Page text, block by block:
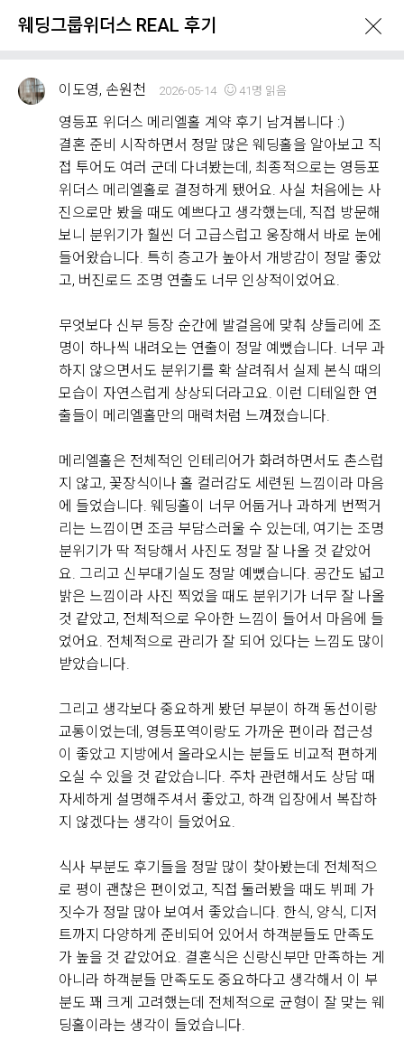
What's New
이벤트 & 프로모션 위더스 Real 후기
Withus2,176Real Review
웨딩그룹위더스 고객님들께서
직접 작성해주신 소중한 후기
Real 후기 쓰기
김민철, 김서윤 2026-08-04 5명 읽음
영등포 위더스 웨딩홀 뷔페를 시식하고 왔는데 전체적으
로 만족도가 높았습니다. 가장 인상 깊었던 건 해산물 코
너였는데, 대게와 새우, 홍합은 물론 참치와 연어 등 다양
한 회가 신선하게 준비되어 있었고 얼음 위에 깔끔하게
진열되어 있어 보기에도 좋았습니다. 회도 두툼하게 썰려
다 먹었습니다.
한식 코너도 다양하게 구성되어 있었는데 김치와 무침류,
쌈채소 등 기본 반찬이 정갈하게 준비되어 있었고, 전체
적으로 간이 자극적이지 않아 부담 없이 즐길 수 있었습
니다. 음식이 비어 있는 경우도 거의 없었고 직원분들이
는 점도 좋았습니다.
뷔페 동선도 넓고 쾌적해서 사람들이 몰려도 크게 불편하
지 않았고, 음식 종류도 한식·양식·해산물 등 골고루 갖춰
져 있어 남녀노소 모두 만족할 만한 구성이라고 느꼈습니
다. 무엇보다 음식의 신선도와 관리 상태가 좋아 하객분
들도 만족하실 것 같다는 생각이 들었습니다.
+8
후기가 도움이 되었나요?
강문수, 조효정 2026-08-04
위더스 영등포점 아모르홀을 방문한 뒤 상담을 받고 계약
까지 진행했습니다. 여러 웨딩홀을 알아보면서 가장 중요
웨딩그룹위더스 REAL 후기
이도영, 손원천 2026-05-14 41명 읽음
영등포 위더스 메리엘홀 계약 후기 남겨봅니다 :)
결혼 준비 시작하면서 정말 많은 웨딩홀을 알아보고 직
접 투어도 여러 군데 다녀봤는데, 최종적으로는 영등포
위더스 메리엘홀로 결정하게 됐어요. 사실 처음에는 사
진으로만 봤을 때도 예쁘다고 생각했는데, 직접 방문해
보니 분위기가 훨씬 더 고급스럽고 웅장해서 바로 눈에
들어왔습니다. 특히 층고가 높아서 개방감이 정말 좋았
고, 버진로드 조명 연출도 너무 인상적이었어요.
무엇보다 신부 등장 순간에 발걸음에 맞춰 샹들리에 조
명이 하나씩 내려오는 연출이 정말 예뻤습니다. 너무 과
하지 않으면서도 분위기를 확 살려줘서 실제 본식 때의
모습이 자연스럽게 상상되더라고요. 이런 디테일한 연
출들이 메리엘홀만의 매력처럼 느껴졌습니다.
메리엘홀은 전체적인 인테리어가 화려하면서도 촌스럽
지 않고, 꽃장식이나 홀 컬러감도 세련된 느낌이라 마음
에 들었습니다. 웨딩홀이 너무 어둡거나 과하게 번쩍거
리는 느낌이면 조금 부담스러울 수 있는데, 여기는 조명
분위기가 딱 적당해서 사진도 정말 잘 나올 것 같았어
요. 그리고 신부대기실도 정말 예뻤습니다. 공간도 넓고
밝은 느낌이라 사진 찍었을 때도 분위기가 너무 잘 나올
것 같았고, 전체적으로 우아한 느낌이 들어서 마음에 들
었어요. 전체적으로 관리가 잘 되어 있다는 느낌도 많이
받았습니다.
그리고 생각보다 중요하게 봤던 부분이 하객 동선이랑
교통이었는데, 영등포역이랑도 가까운 편이라 접근성
이 좋았고 지방에서 올라오시는 분들도 비교적 편하게
오실 수 있을 것 같았습니다. 주차 관련해서도 상담 때
자세하게 설명해주셔서 좋았고, 하객 입장에서 복잡하
지 않겠다는 생각이 들었어요.
식사 부분도 후기들을 정말 많이 찾아봤는데 전체적으
로 평이 괜찮은 편이었고, 직접 둘러봤을 때도 뷔페 가
짓수가 정말 많아 보여서 좋았습니다. 한식, 양식, 디저
트까지 다양하게 준비되어 있어서 하객분들도 만족도
가 높을 것 같았어요. 결혼식은 신랑신부만 만족하는 게
아니라 하객분들 만족도도 중요하다고 생각해서 이 부
분도 꽤 크게 고려했는데 전체적으로 균형이 잘 맞는 웨
딩홀이라는 생각이 들었습니다.